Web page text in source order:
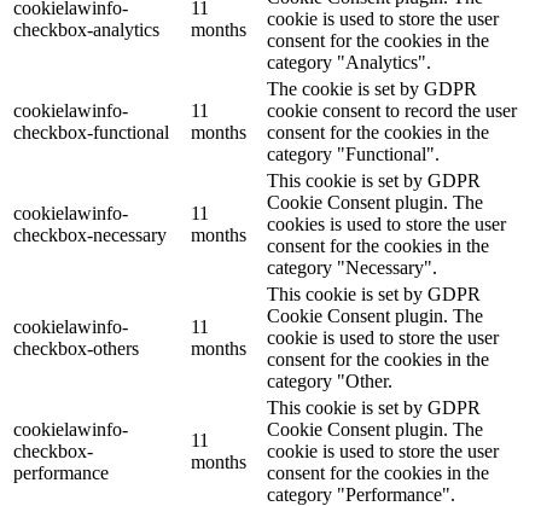
cookielawinfo-
checkbox-analytics
11
months
cookie is used to store the user
consent for the cookies in the
category "Analytics".
cookielawinfo-
checkbox-functional
11
months
The cookie is set by GDPR
cookie consent to record the user
consent for the cookies in the
category "Functional".
cookielawinfo-
checkbox-necessary
11
months
This cookie is set by GDPR
Cookie Consent plugin. The
cookies is used to store the user
consent for the cookies in the
category "Necessary".
cookielawinfo-
checkbox-others
11
months
This cookie is set by GDPR
Cookie Consent plugin. The
cookie is used to store the user
consent for the cookies in the
category "Other.
cookielawinfo-
checkbox-
performance
11
months
This cookie is set by GDPR
Cookie Consent plugin. The
cookie is used to store the user
consent for the cookies in the
category "Performance".